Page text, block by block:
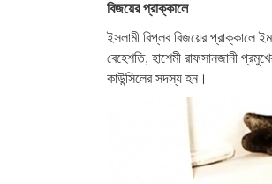
বিজয়ের প্রাক্কালে
ইসলামী বিপ্লব বিজয়ের প্রাক্কালে
বেহেশতি, হাশেমী রাফসানজানী
কাউন্সিলের সদস্য হন।